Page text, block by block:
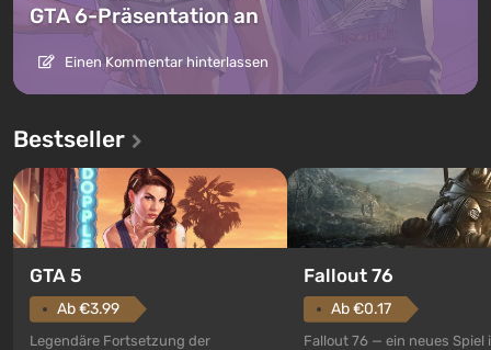
GTA 6-Präsentation an
Einen Kommentar hinterlassen
Bestseller
GTA 5
Ab €3.99
Legendäre Fortsetzung der
Fallout 76
Ab €0.17
Fallout 76 — ein neues Spiel